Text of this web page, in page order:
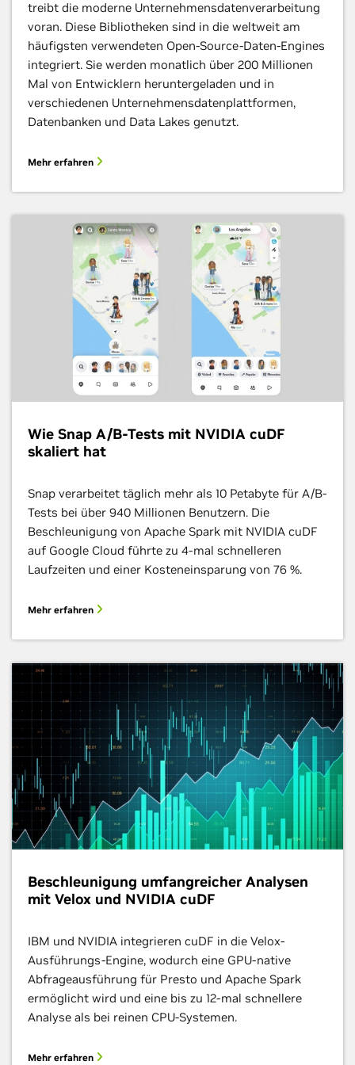
treibt die moderne Unternehmensdatenverarbeitung
voran. Diese Bibliotheken sind in die weltweit am
häufigsten verwendeten Open-Source-Daten-Engines
integriert. Sie werden monatlich über 200 Millionen
Mal von Entwicklern heruntergeladen und in
verschiedenen Unternehmensdatenplattformen,
Datenbanken und Data Lakes genutzt.
Mehr erfahren
Wie Snap A/B-Tests mit NVIDIA cuDF
skaliert hat
Snap verarbeitet täglich mehr als 10 Petabyte für A/B-
Tests bei über 940 Millionen Benutzern. Die
Beschleunigung von Apache Spark mit NVIDIA cuDF
auf Google Cloud führte zu 4-mal schnelleren
Laufzeiten und einer Kosteneinsparung von 76 %.
Mehr erfahren
Beschleunigung umfangreicher Analysen
mit Velox und NVIDIA cuDF
IBM und NVIDIA integrieren cuDF in die Velox-
Ausführungs-Engine, wodurch eine GPU-native
Abfrageausführung für Presto und Apache Spark
ermöglicht wird und eine bis zu 12-mal schnellere
Analyse als bei reinen CPU-Systemen.
Mehr erfahren